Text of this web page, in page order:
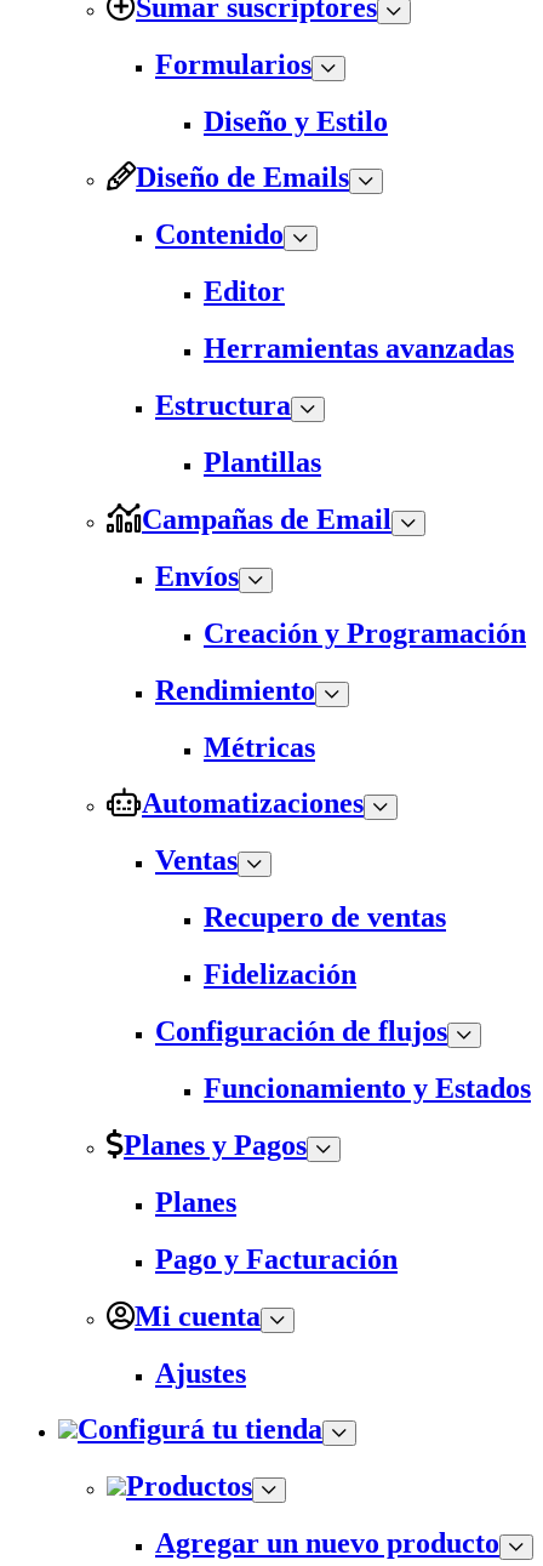
Sumar suscriptores
Formularios
Diseño y Estilo
Diseño de Emails
Contenido
Editor
Herramientas avanzadas
Estructura
Plantillas
Campañas de Email
Envíos
Creación y Programación
Rendimiento
Métricas
Automatizaciones
Ventas
Recupero de ventas
Fidelización
Configuración de flujos
Funcionamiento y Estados
Planes y Pagos
Planes
Pago y Facturación
Mi cuenta
Ajustes
Configurá tu tienda
Productos
Agregar un nuevo producto